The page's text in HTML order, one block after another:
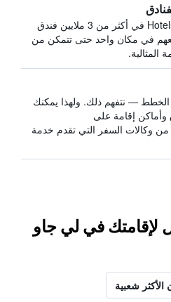
يبحث HotelsCombined في أكثر من 3 ملايين فندق
في مكان واحد حتى تتمكن من
المثالية.
الخطط — نتفهم ذلك. ولهذا يمكنك
إقامة على
HotelsCombined من وكالات السفر التي تقدم خدمة
لإقامتك في لي جاو
الأكثر شعبية